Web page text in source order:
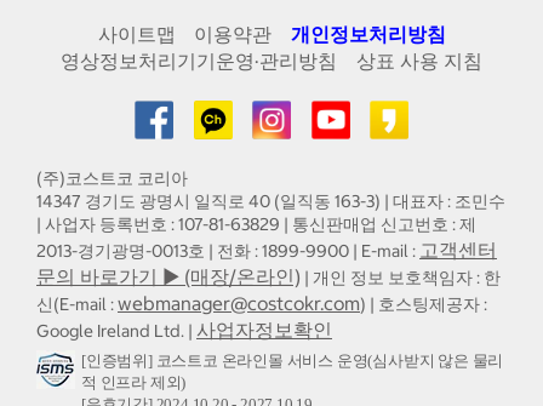
사이트맵 이용약관
개인정보처리방침
영상정보처리기기운영·관리방침
상표 사용 지침
(주)코스트코 코리아
14347 경기도 광명시 일직로 40 (일직동 163-3) | 대표자 : 조민수
| 사업자 등록번호 : 107-81-63829 | 통신판매업 신고번호 : 제
2013-경기광명-0013호 | 전화 : 1899-9900 | E-mail : 고객센터
문의 바로가기 ▶ (매장/온라인) | 개인 정보 보호책임자 : 한
신(E-mail :webmanager@costcokr.com) | 호스팅제공자 :
Google Ireland Ltd. | 사업자정보확인
[인증범위] 코스트코 온라인몰 서비스 운영(심사받지 않은 물리
적 인프라 제외)